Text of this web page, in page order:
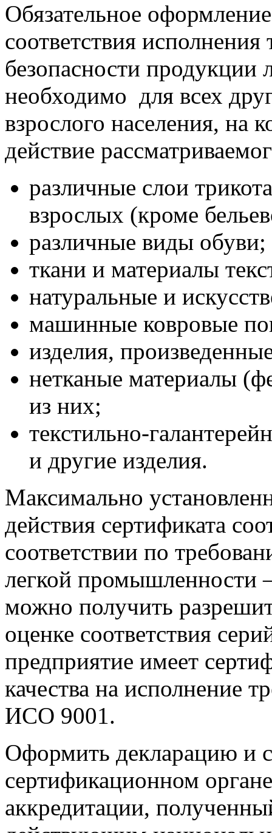
Обязательное
соответствия
безопасности
необходимо для всех
взрослого населения, на
действие
различные слои
взрослых (кроме
различные виды обуви;
ткани и материалы
натуральные и
машинные ковровые
изделия,
нетканые материалы
из них;
текстильно-
и другие изделия.
Максимально
действия сертификата
соответствии по
легкой промышленности
можно получить
оценке соответствия
предприятие имеет
качества на исполнение
ИСО 9001.
Оформить декларацию и
сертификационном
аккредитации,